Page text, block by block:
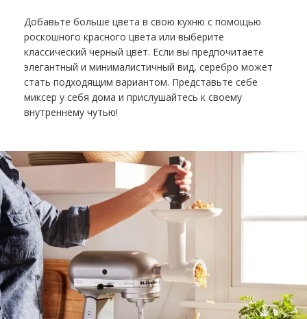
Добавьте больше цвета в свою кухню с помощью
роскошного красного цвета или выберите
классический черный цвет. Если вы предпочитаете
элегантный и минималистичный вид, серебро может
стать подходящим вариантом. Представьте себе
миксер у себя дома и прислушайтесь к своему
внутреннему чутью!